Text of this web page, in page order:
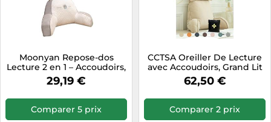
Moonyan Repose-dos
Lecture 2 en 1 – Accoudoirs,
Traversin amovible, Coussin
cale-dos
29,19 €
Comparer 5 prix
CCTSA Oreiller De Lecture
avec Accoudoirs, Grand Lit
Dossier Coussin, Coussin
Lecture Lit avec Repose-
Canapé pour Lit & Fauteuil,
Idéal pour Travailler, Lire
62,50 €
Comparer 2 prix